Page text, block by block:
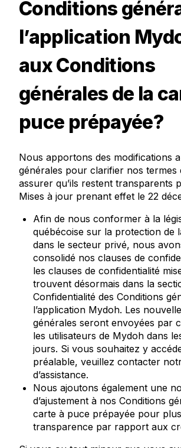
Conditions
l’application
aux Conditions
générales de la
puce prépayée?
Nous apportons des modifications
générales pour clarifier nos termes
assurer qu’ils restent transparents
Mises à jour prenant effet le 22
Afin de nous conformer à la
québécoise sur la protection de
dans le secteur privé, nous
consolidé nos clauses de
les clauses de confidentialité
trouvent désormais dans la
Confidentialité des Conditions
l’application Mydoh. Les
générales seront envoyées par
les utilisateurs de Mydoh dans
jours. Si vous souhaitez y
préalable, veuillez contacter
d’assistance.
Nous ajoutons également une
d’ajustement à nos Conditions
carte à puce prépayée pour
transparence par rapport aux